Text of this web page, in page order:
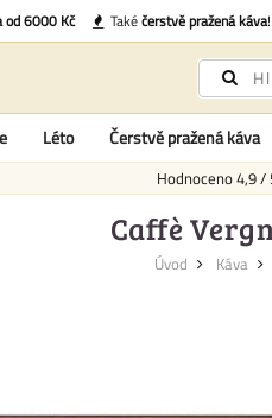
od 6000 Kč Takéčerstvě pražená káva!
Léto Čerstvě pražená káva
Hodnoceno4,9/
Caffè
Úvod Káva